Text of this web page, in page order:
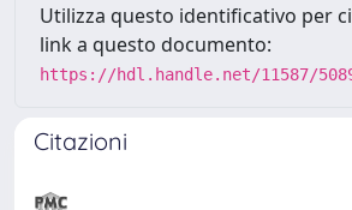
Utilizza questo identificativo per
link a questo documento:
https://hdl.handle.net/11587/
Citazioni